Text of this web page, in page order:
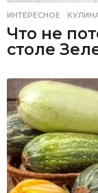
ИНТЕРЕСНОЕ ,
Что не
столе